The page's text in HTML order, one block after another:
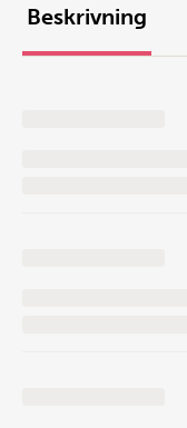
Beskrivning